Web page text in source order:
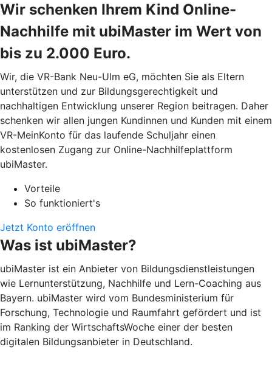
Wir schenken Ihrem Kind Online-
Nachhilfe mit ubiMaster im Wert von
bis zu 2.000 Euro.
Wir, die VR-Bank Neu-Ulm eG, möchten Sie als Eltern
unterstützen und zur Bildungsgerechtigkeit und
nachhaltigen Entwicklung unserer Region beitragen. Daher
schenken wir allen jungen Kundinnen und Kunden mit einem
VR-MeinKonto für das laufende Schuljahr einen
kostenlosen Zugang zur Online-Nachhilfeplattform
ubiMaster.
Vorteile
So funktioniert's
Jetzt Konto eröffnen
Was ist ubiMaster?
ubiMaster ist ein Anbieter von Bildungsdienstleistungen
wie Lernunterstützung, Nachhilfe und Lern-Coaching aus
Bayern. ubiMaster wird vom Bundesministerium für
Forschung, Technologie und Raumfahrt gefördert und ist
im Ranking der WirtschaftsWoche einer der besten
digitalen Bildungsanbieter in Deutschland.